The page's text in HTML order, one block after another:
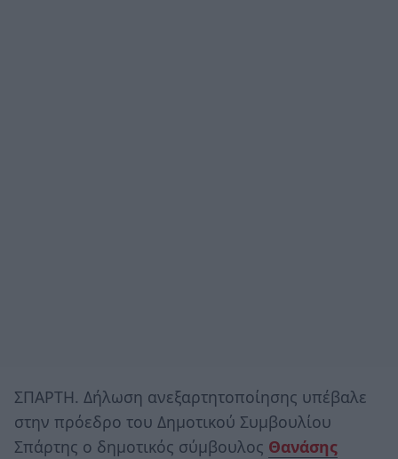
ΣΠΑΡΤΗ. Δήλωση ανεξαρτητοποίησης υπέβαλε
στην πρόεδρο του Δημοτικού Συμβουλίου
Σπάρτης ο δημοτικός σύμβουλος Θανάσης